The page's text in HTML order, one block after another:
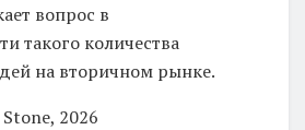
вопрос в
такого количества
на вторичном рынке.
2026